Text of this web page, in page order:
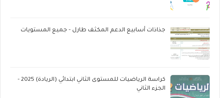
جذاذات أسابيع الدعم المكثف طارل - جميع المستويات
كراسة الرياضيات للمستوى الثاني ابتدائي (الريادة) 2025 -
الجزء الثاني